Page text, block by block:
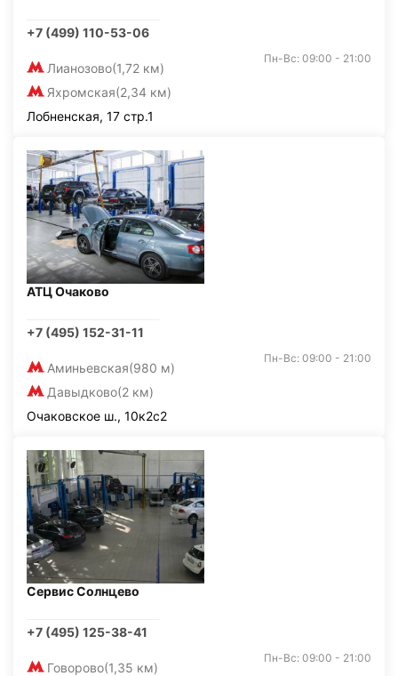
+7 (499) 110-53-06
Лианозово(1,72 км)
Яхромская(2,34 км)
Пн-Вс: 09:00 - 21:00
Лобненская, 17 стр.1
АТЦ Очаково
+7 (495) 152-31-11
Аминьевская(980 м)
Давыдково(2 км)
Пн-Вс: 09:00 - 21:00
Очаковское ш., 10к2с2
Сервис Солнцево
+7 (495) 125-38-41
Говорово(1,35 км)
Пн-Вс: 09:00 - 21:00